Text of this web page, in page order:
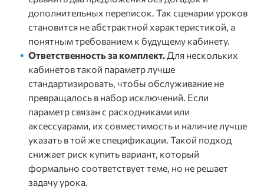
дополнительных переписок. Так сценарии уроков
становится не абстрактной характеристикой, а
понятным требованием к будущему кабинету.
Ответственность за комплект.Для нескольких
кабинетов такой параметр лучше
стандартизировать, чтобы обслуживание не
превращалось в набор исключений. Если
параметр связан с расходниками или
аксессуарами, их совместимость и наличие лучше
указать в той же спецификации. Такой подход
снижает риск купить вариант, который
формально соответствует теме, но не решает
задачу урока.